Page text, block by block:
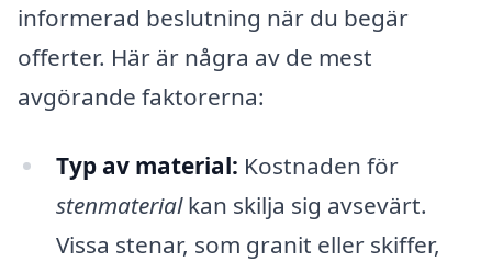
informerad beslutning när du begär
offerter. Här är några av de mest
avgörande faktorerna:
Typ av material: Kostnaden för
stenmaterialkan skilja sig avsevärt.
Vissa stenar, som granit eller skiffer,